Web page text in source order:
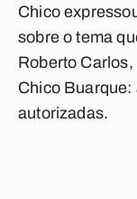
Chico
sobre o tema
Roberto
Chico Buarque:
autorizadas.